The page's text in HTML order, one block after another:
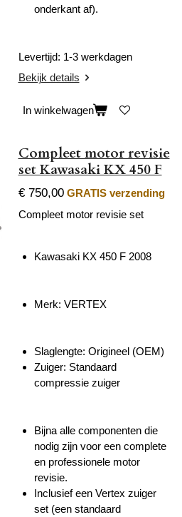
onderkant af).
Levertijd: 1-3 werkdagen
Bekijk details
In winkelwagen
Compleet motor revisie
set Kawasaki KX 450 F
€ 750,00 GRATIS verzending
Compleet motor revisie set
Kawasaki KX 450 F 2008
Merk: VERTEX
Slaglengte: Origineel (OEM)
Zuiger: Standaard
compressie zuiger
Bijna alle componenten die
nodig zijn voor een complete
en professionele motor
revisie.
Inclusief een Vertex zuiger
set (een standaard